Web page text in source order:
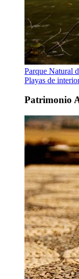
Parque Natural
Playas de
Patrimonio